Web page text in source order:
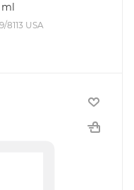
ml
8113 USA